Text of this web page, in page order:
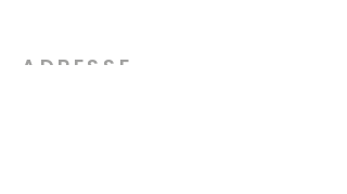
ADRESSE